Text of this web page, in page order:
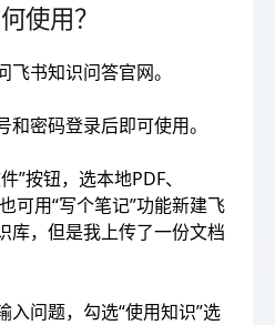
使用？
书知识问答官网。
密码登录后即可使用。
”按钮，选本地PDF、
可用“写个笔记”功能新建飞
库，但是我上传了一份文档
入问题，勾选“使用知识”选